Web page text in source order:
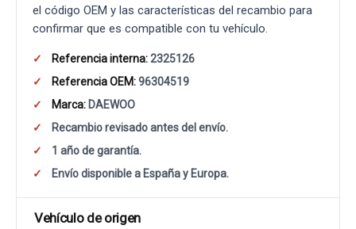
el código OEM y las características del recambio para
confirmar que es compatible con tu vehículo.
Referencia interna:2325126
Referencia OEM:96304519
Marca: DAEWOO
Recambio revisado antes del envío.
1 año de garantía.
Envío disponible a España y Europa.
Vehículo de origen